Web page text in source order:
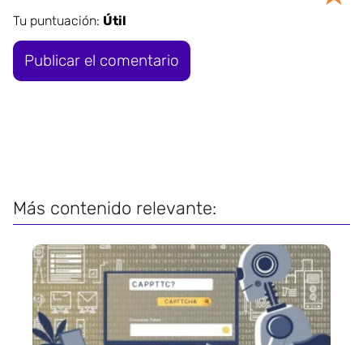
Tu puntuación: Útil
Más contenido relevante: